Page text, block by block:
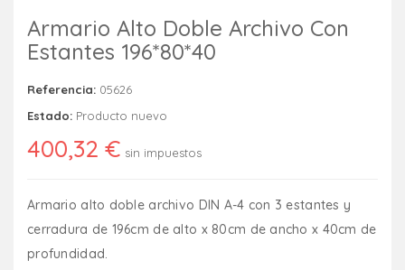
Armario Alto Doble Archivo Con
Estantes 196*80*40
Referencia: 05626
Estado: Producto nuevo
400,32 € sin impuestos
Armario alto doble archivo DIN A-4 con 3 estantes y
cerradura de 196cm de alto x 80cm de ancho x 40cm de
profundidad.